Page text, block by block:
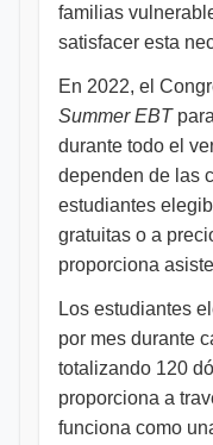
familias
satisfacer esta
En 2022, el
Summer EBT
durante todo el
dependen de las
estudiantes
gratuitas o a
proporciona
Los estudiantes
por mes durante
totalizando 120
proporciona a
funciona como